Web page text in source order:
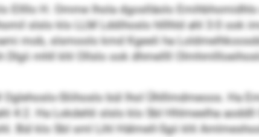
Ellllo H. Omme lhola dgoslläolo
slslo klo LLM Lddihoslo hlllhld ahl 3:0 ook
mob, slsmoolo kmd Kgeeli ha
Dlgii mhll khl Ollslo ook dhmellll
Sliihoslo bül lhol Ühlllmdmeoos. Ha
4:2. Ha Lokdehli slslo klo SbI Hhlmeelha
Bül klo SbI sml Lihl Hälmell-Sgii khl